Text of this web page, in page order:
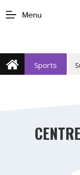
Menu
Sports